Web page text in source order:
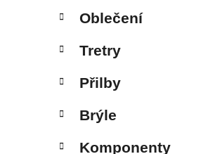
P
s
r
n
n
kategorie
a
e
o
i
Oblečení
Tretry
Přilby
Brýle
Komponenty